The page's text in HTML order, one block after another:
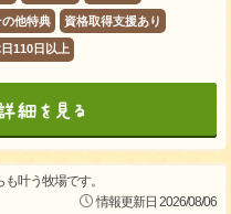
の他特典 資格取得支援あり
110日以上
叶う牧場です。
情報更新日 2026/08/06